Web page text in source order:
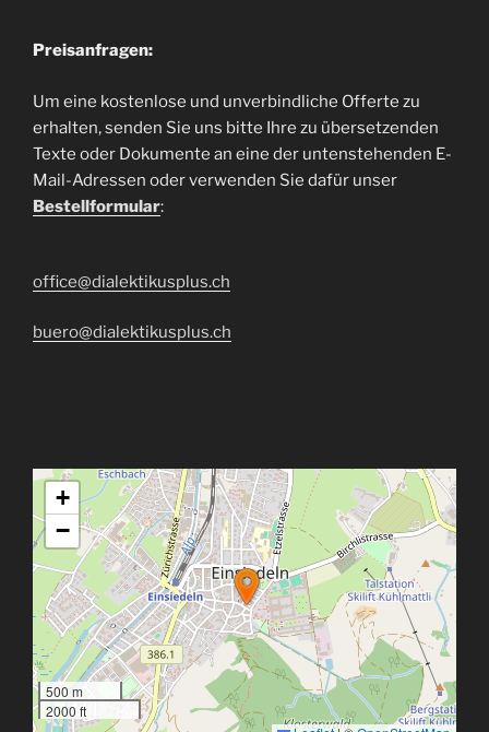
Preisanfragen:
Um eine kostenlose und unverbindliche Offerte zu
erhalten, senden Sie uns bitte Ihre zu übersetzenden
Texte oder Dokumente an eine der untenstehenden E-
Mail-Adressen oder verwenden Sie dafür unser
Bestellformular:
office@dialektikusplus.ch
buero@dialektikusplus.ch
+
−
500 m
2000 ft